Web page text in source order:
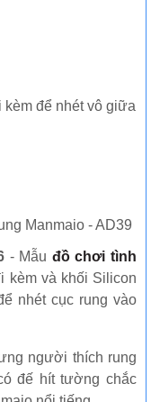
để nhét vô giữa
Manmaio - AD39
- Mẫu đồ chơi tình
kèm và khối Silicon
nhét cục rung vào
người thích rung
đế hít tường chắc